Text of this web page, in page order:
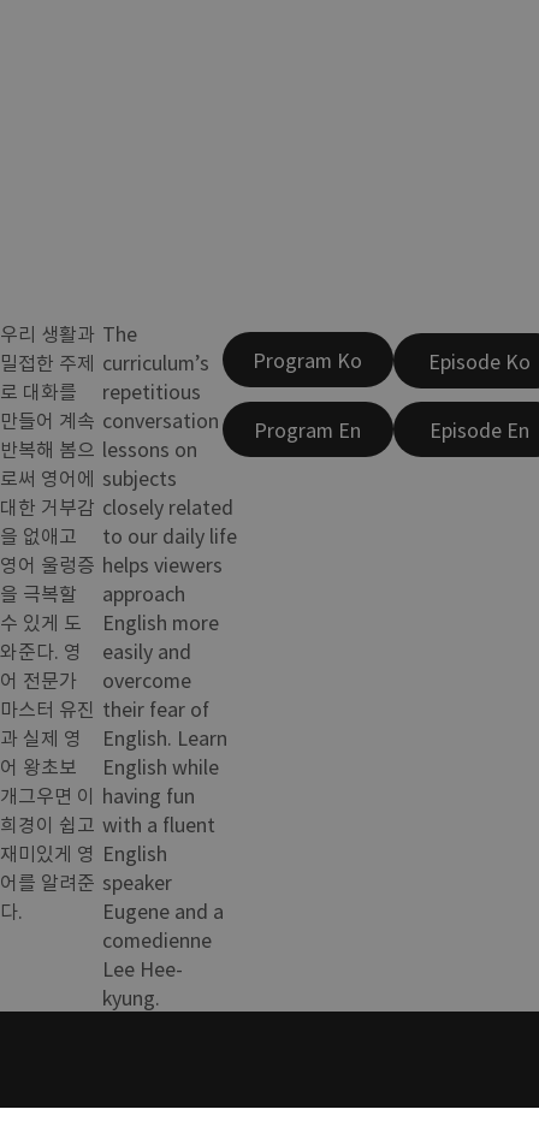
우리 생활과
밀접한 주제
로 대화를
만들어 계속
반복해 봄으
로써 영어에
대한 거부감
을 없애고
영어 울렁증
을 극복할
수 있게 도
와준다. 영
어 전문가
마스터 유진
과 실제 영
어 왕초보
개그우면 이
희경이 쉽고
재미있게 영
어를 알려준
다.
The
curriculum’s
repetitious
conversation
lessons on
subjects
closely related
to our daily life
helps viewers
approach
English more
easily and
overcome
their fear of
English. Learn
English while
having fun
with a fluent
English
speaker
Eugene and a
comedienne
Lee Hee-
kyung.
Program Ko
Program En
Episode Ko
Episode En